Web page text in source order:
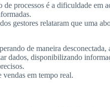
processos é a dificuldade em
gestores relataram que uma
de maneira
dados, disponibilizando
em tempo real.